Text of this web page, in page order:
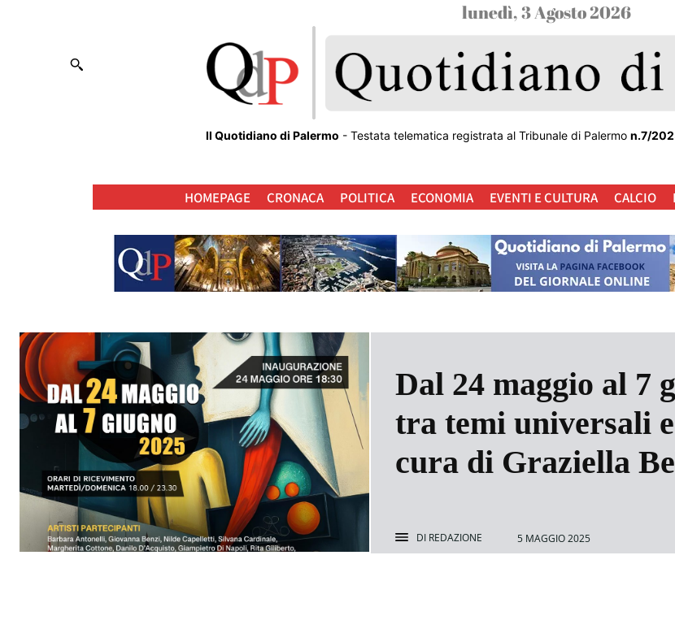
lunedì, 3 Agosto 2026
Il Quotidiano di Palermo - Testata telematica registrata al Tribunale di Palermo n.7/
HOMEPAGE CRONACA POLITICA ECONOMIA EVENTI E CULTURA CALCIO
Dal 24 maggio al 7
tra temi universali
cura di Graziella
DI REDAZIONE 5 MAGGIO 2025